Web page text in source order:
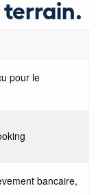
terrain.
pour le
bancaire,